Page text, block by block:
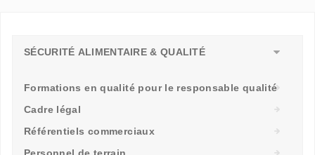
SÉCURITÉ ALIMENTAIRE & QUALITÉ
Formations en qualité pour le responsable qualité
Cadre légal
Référentiels commerciaux